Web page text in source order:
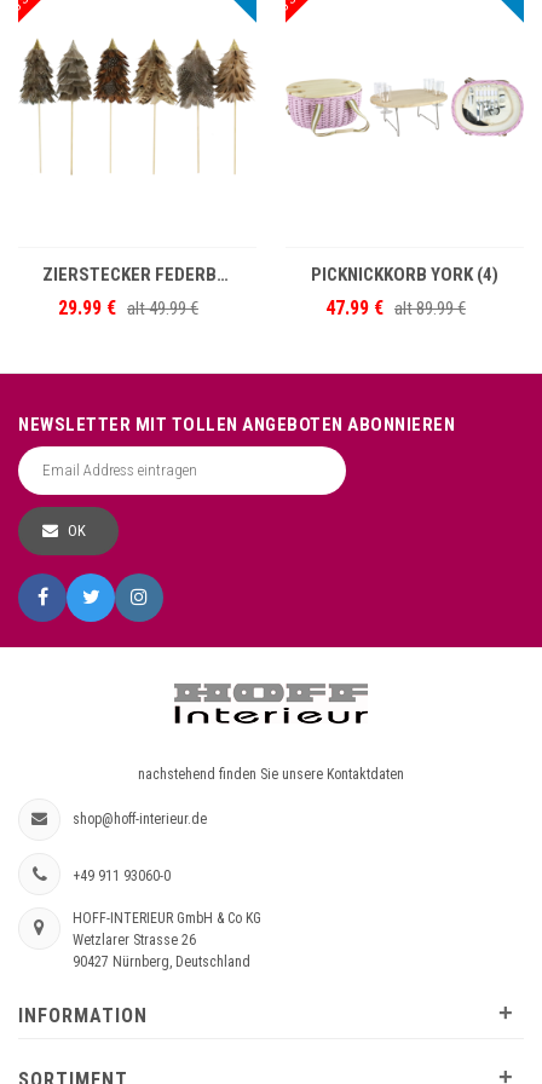
ZIERSTECKER FEDERBÄUME S/6
29.99 € alt49.99 €
PICKNICKKORB YORK (4)
47.99 € alt89.99 €
NEWSLETTER MIT TOLLEN ANGEBOTEN ABONNIEREN
OK
nachstehend finden Sie unsere Kontaktdaten
shop@hoff-interieur.de
+49 911 93060-0
HOFF-INTERIEUR GmbH & Co KG
Wetzlarer Strasse 26
90427 Nürnberg, Deutschland
INFORMATION +
+